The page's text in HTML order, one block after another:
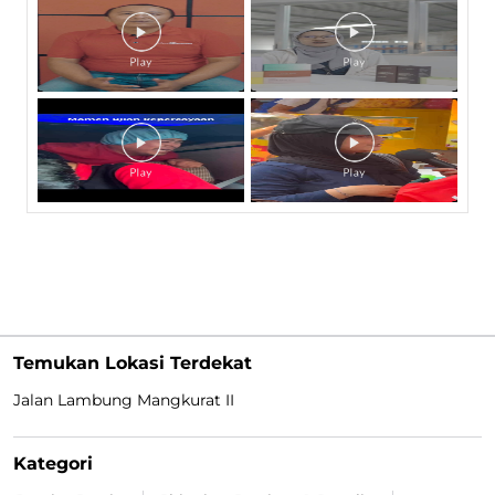
Temukan Lokasi Terdekat
Jalan Lambung Mangkurat II
Kategori